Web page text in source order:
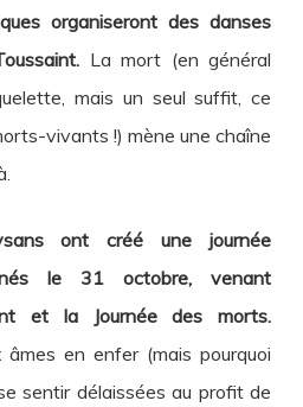
organiseront des danses
La mort (en général
mais un seul suffit, ce
vivants !) mène une chaîne
ont créé une journée
le 31 octobre, venant
et la Journée des morts.
âmes en enfer (mais pourquoi
sentir délaissées au profit de